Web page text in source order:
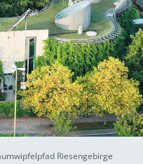
Riesengebirge